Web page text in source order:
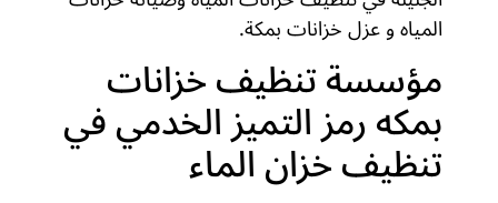
المياه و عزل خزانات بمكة.
مؤسسة تنظيف خزانات
بمكه رمز التميز الخدمي في
تنظيف خزان الماء